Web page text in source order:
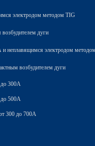
электродом методом TIG
дуги
неплавящимся электродом
возбудителем дуги
до 300А
до 500А
300 до 700А